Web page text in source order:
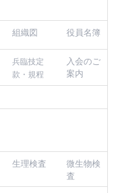
組織図 役員名簿
兵臨技定
款・規程
入会のご
案内
生理検査
微生物検
査